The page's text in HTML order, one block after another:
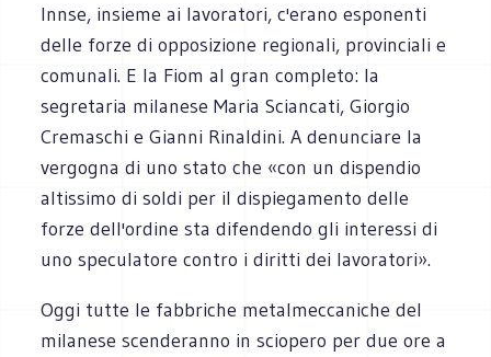
Innse, insieme ai lavoratori, c'erano esponenti
delle forze di opposizione regionali, provinciali e
comunali. E la Fiom al gran completo: la
segretaria milanese Maria Sciancati, Giorgio
Cremaschi e Gianni Rinaldini. A denunciare la
vergogna di uno stato che «con un dispendio
altissimo di soldi per il dispiegamento delle
forze dell'ordine sta difendendo gli interessi di
uno speculatore contro i diritti dei lavoratori».
Oggi tutte le fabbriche metalmeccaniche del
milanese scenderanno in sciopero per due ore a